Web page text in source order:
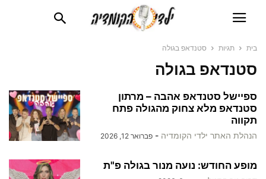
בית תגיות סטנדאפ בגולה
סטנדאפ בגולה
ספיישל סטנדאפ אהבה – מרתון
סטנדאפ מלא צחוק מהגולה פתח
תקווה
הנהלת האתר ילדי הקומדיה - פברואר 12, 2026
מופע החודש: נועה מנור בגולה פ"ת